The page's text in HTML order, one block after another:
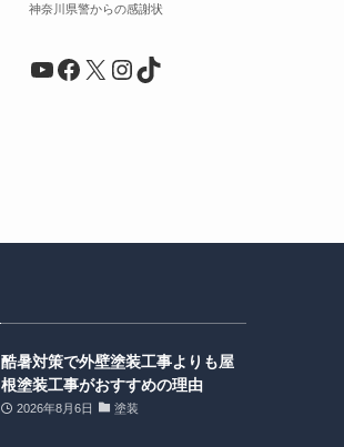
神奈川県警からの感謝状
YouTube
Facebook
X Instagram
TikTok
酷暑対策で外壁塗装工事よりも屋
根塗装工事がおすすめの理由
2026年8月6日 塗装